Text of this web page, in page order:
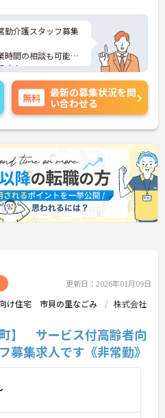
勤介護スタッフ募集
時間の相談も可能で
す！
ントなど、さらに詳
ご相談ください。
無料
最新の募集状況を問
い合わせる
更新日：2026年01月09日
け住宅 市貝の里なごみ
株式会社
町】 サービス付高齢者向
募集求人です《非常勤》